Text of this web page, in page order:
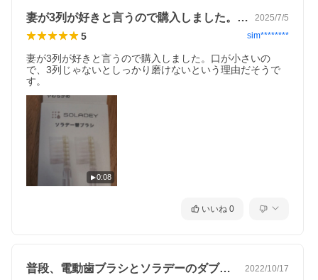
妻が3列が好きと言うので購入しました。… 2025/7/5
5 sim********
妻が3列が好きと言うので購入しました。口が小さいの
で、3列じゃないとしっかり磨けないという理由だそうで
す。
0:08
いいね 0
普段、電動歯ブラシとソラデーのダブル使… 2022/10/17